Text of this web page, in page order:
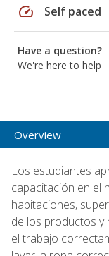
speed Self paced
Have a question?
We're here to help
Overview
Los estudiantes
capacitación en el
habitaciones,
de los productos y
el trabajo